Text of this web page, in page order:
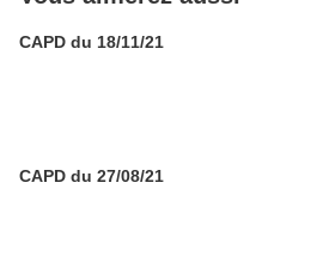
CAPD du 18/11/21
CAPD du 27/08/21